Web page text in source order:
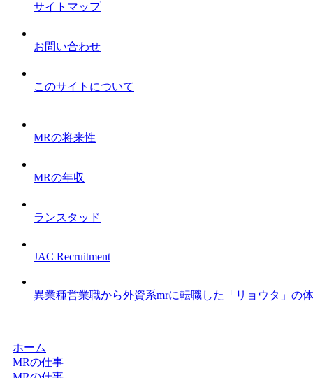
サイトマップ
お問い合わせ
このサイトについて
MRの将来性
MRの年収
ランスタッド
JAC Recruitment
異業種営業職から外資系mrに転職した「リョウタ」の
ホーム
MRの仕事